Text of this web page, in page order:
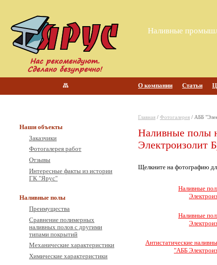
Наливные
О компании Статьи
Наши объекты
Заказчики
Фотогалерея работ
Отзывы
Интересные факты из истории
ГК "Ярус"
Наливные полы
Преимущества
Сравнение полимерных
наливных полов с другими
типами покрытий
Механические характеристики
Химические характеристики
Главная / Фотогалерея / АББ
Наливные полы
Электроизолит
Щелкните на фотографию
Наливные
Наливные
Антистатические
"АББ